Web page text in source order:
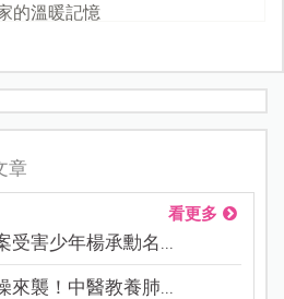
的溫暖記憶
章
看更多
受害少年楊承勳名...
來襲！中醫教養肺...